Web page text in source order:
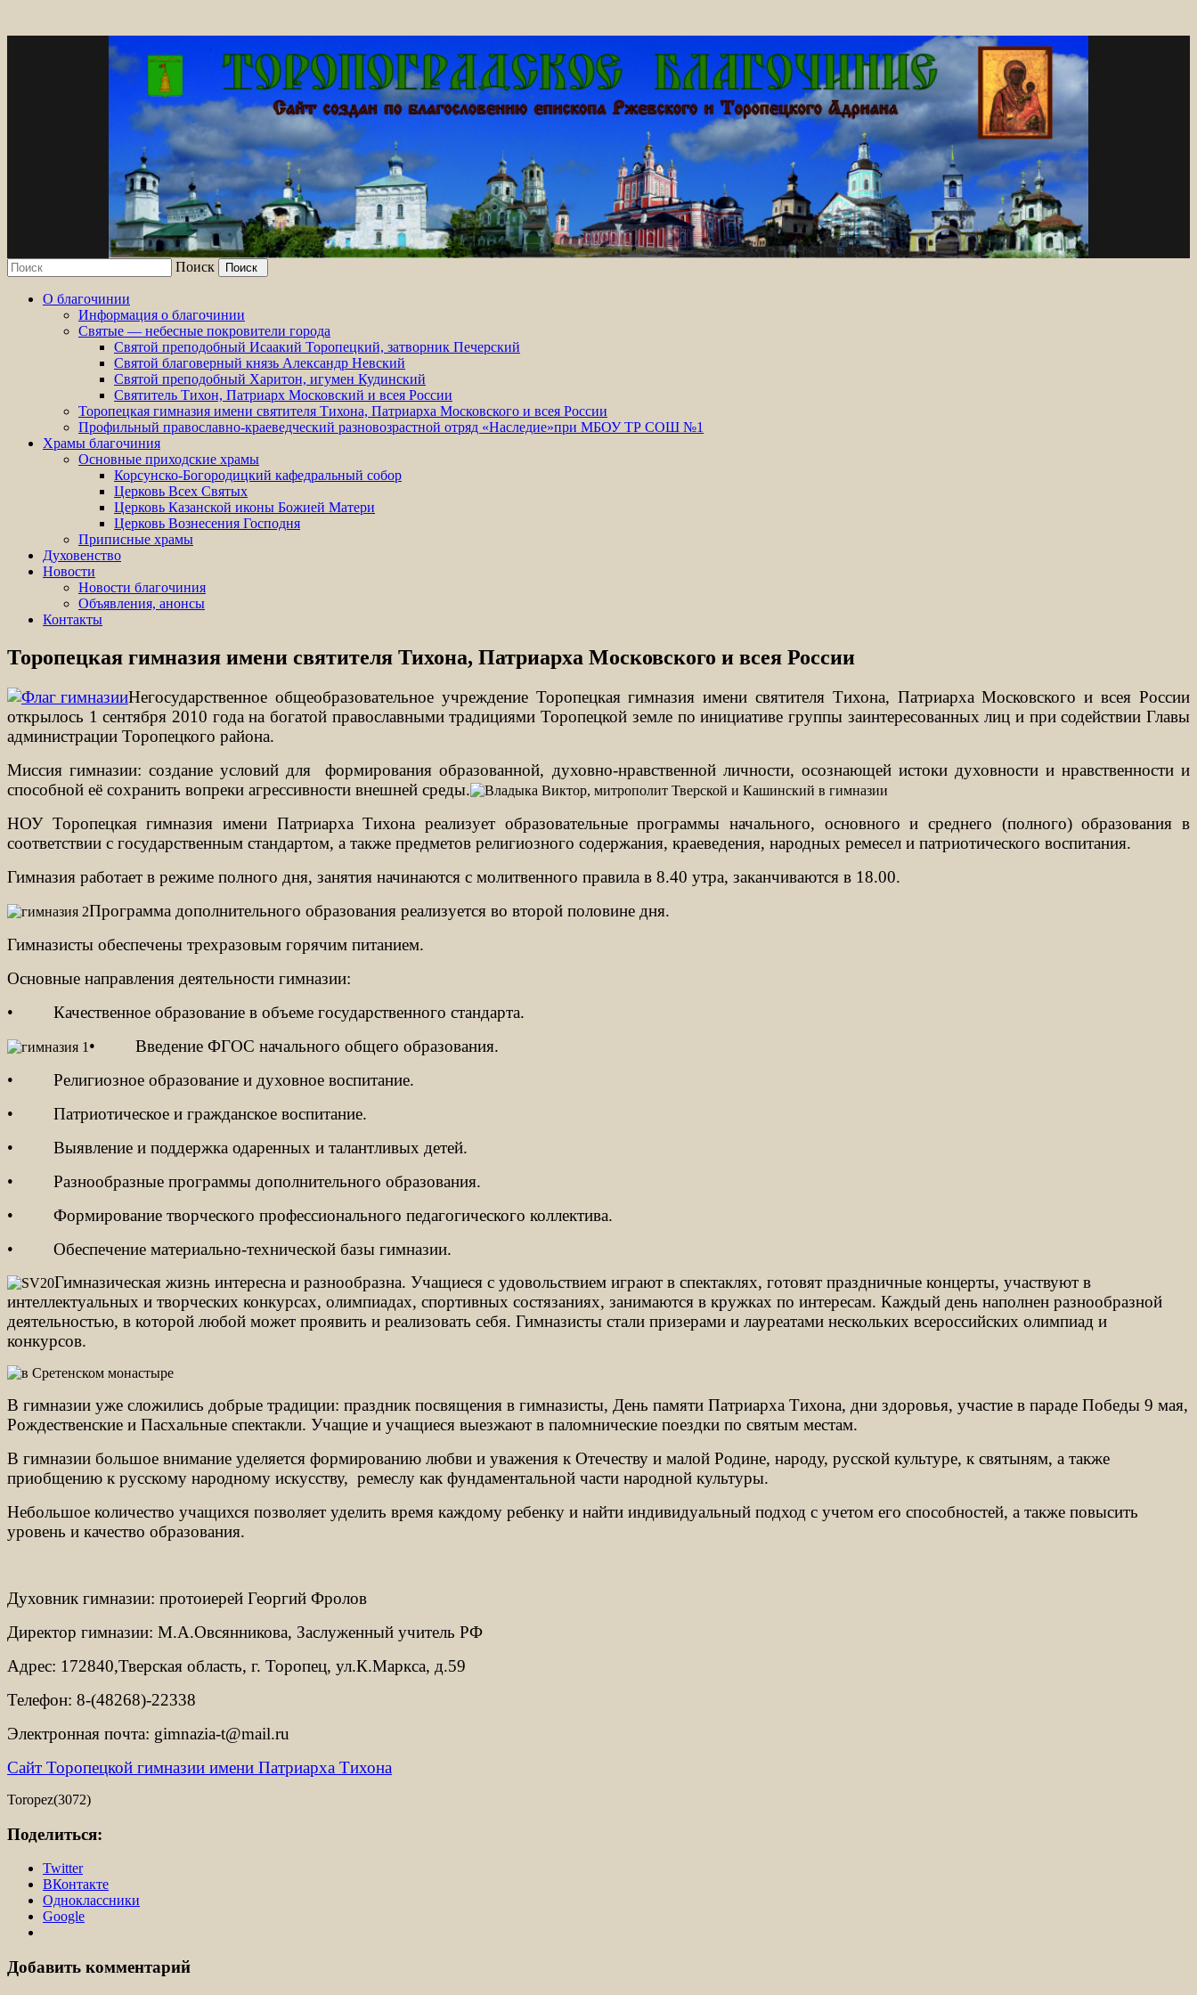
Поиск
О благочинии
Информация о благочинии
Святые — небесные покровители города
Святой преподобный Исаакий Торопецкий, затворник Печерский
Святой благоверный князь Александр Невский
Святой преподобный Харитон, игумен Кудинский
Святитель Тихон, Патриарх Московский и всея России
Торопецкая гимназия имени святителя Тихона, Патриарха Московского и всея России
Профильный православно-краеведческий разновозрастной отряд «Наследие»при МБОУ ТР СОШ №1
Храмы благочиния
Основные приходские храмы
Корсунско-Богородицкий кафедральный собор
Церковь Всех Святых
Церковь Казанской иконы Божией Матери
Церковь Вознесения Господня
Приписные храмы
Духовенство
Новости
Новости благочиния
Объявления, анонсы
Контакты
Торопецкая гимназия имени святителя Тихона, Патриарха Московского и всея России
Негосударственное общеобразовательное учреждение Торопецкая гимназия имени святителя Тихона, Патриарха Московского и всея России
открылось 1 сентября 2010 года на богатой православными традициями Торопецкой земле по инициативе группы заинтересованных лиц и при содействии Главы
администрации Торопецкого района.
Миссия гимназии: создание условий для
формирования образованной, духовно-нравственной личности, осознающей истоки духовности и нравственности и
способной её сохранить вопреки агрессивности внешней среды.
НОУ Торопецкая гимназия имени Патриарха Тихона реализует образовательные программы начального, основного и среднего (полного) образования в
соответствии с государственным стандартом, а также предметов религиозного содержания, краеведения, народных ремесел и патриотического воспитания.
Гимназия работает в режиме полного дня, занятия начинаются с молитвенного правила в 8.40 утра, заканчиваются в 18.00.
Программа дополнительного образования реализуется во второй половине дня.
Гимназисты обеспечены трехразовым горячим питанием.
Основные направления деятельности гимназии:
•
Качественное образование в объеме государственного стандарта.
•
Введение ФГОС начального общего образования.
•
Религиозное образование и духовное воспитание.
•
Патриотическое и гражданское воспитание.
•
Выявление и поддержка одаренных и талантливых детей.
•
Разнообразные программы дополнительного образования.
•
Формирование творческого профессионального педагогического коллектива.
•
Обеспечение материально-технической базы гимназии.
Гимназическая жизнь интересна и разнообразна. Учащиеся с удовольствием играют в спектаклях, готовят праздничные концерты, участвуют в
интеллектуальных и творческих конкурсах, олимпиадах, спортивных состязаниях, занимаются в кружках по интересам. Каждый день наполнен разнообразной
деятельностью, в которой любой может проявить и реализовать себя. Гимназисты стали призерами и лауреатами нескольких всероссийских олимпиад и
конкурсов.
В гимназии уже сложились добрые традиции: праздник посвящения в гимназисты, День памяти Патриарха Тихона, дни здоровья, участие в параде Победы 9 мая,
Рождественские и Пасхальные спектакли. Учащие и учащиеся выезжают в паломнические поездки по святым местам.
В гимназии большое внимание уделяется формированию любви и уважения к Отечеству и малой Родине, народу, русской культуре, к святыням, а также
приобщению к русскому народному искусству, ремеслу как фундаментальной части народной культуры.
Небольшое количество учащихся позволяет уделить время каждому ребенку и найти индивидуальный подход с учетом его способностей, а также повысить
уровень и качество образования.
Духовник гимназии: протоиерей Георгий Фролов
Директор гимназии: М.А.Овсянникова, Заслуженный учитель РФ
Адрес: 172840,Тверская область, г. Торопец, ул.К.Маркса, д.59
Телефон: 8-(48268)-22338
Электронная почта: gimnazia-t@mail.ru
Сайт Торопецкой гимназии имени Патриарха Тихона
Toropez(3072)
Поделиться:
Twitter
ВКонтакте
Одноклассники
Google
Добавить комментарий